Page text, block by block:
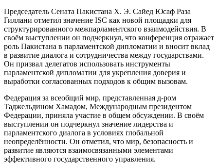
Председатель Сената Пакистана Х. Э. Сайед Юсаф Раза
Гиллани отметил значение ISC как новой площадки для
структурированного межпарламентского взаимодействия. В
своём выступлении он подчеркнул, что конференция отражает
роль Пакистана в парламентской дипломатии и вносит вклад
в развитие диалога и сотрудничества между государствами.
Он призвал делегатов использовать инструменты
парламентской дипломатии для укрепления доверия и
выработки согласованных подходов к общим вызовам.
Федерация за всеобщий мир, представленная д-ром
Таджельдином Хамадом, Международным президентом
Федерации, приняла участие в общем обсуждении. В своём
выступлении он подчеркнул значение лидерства и
парламентского диалога в условиях глобальной
неопределённости. Он отметил, что мир, безопасность и
развитие являются взаимосвязанными элементами
эффективного государственного управления.